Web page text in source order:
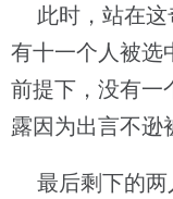
此时，站在这
有十一个人被选
前提下，没有一
露因为出言不逊
最后剩下的两